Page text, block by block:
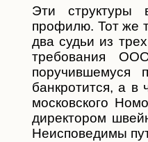
Эти структуры
профилю. Тот же
два судьи из
требования
поручившемуся
банкротится, а в
московского
директором
Неисповедимы